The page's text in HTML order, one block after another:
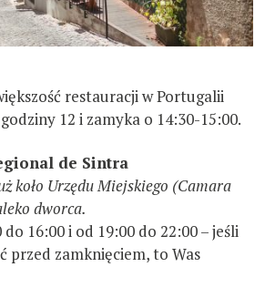
restauracji w Portugalii
12 i zamyka o 14:30-15:00.
de Sintra
koło Urzędu Miejskiego (Camara
dworca.
16:00 i od 19:00 do 22:00 – jeśli
przed zamknięciem, to Was